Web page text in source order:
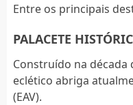
Entre os principais
PALACETE
Construído na década
eclético abriga
(EAV).